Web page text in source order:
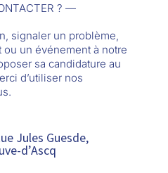
? —
signaler un problème,
un événement à notre
sa candidature au
d’utiliser nos
Jules Guesde,
d’Ascq